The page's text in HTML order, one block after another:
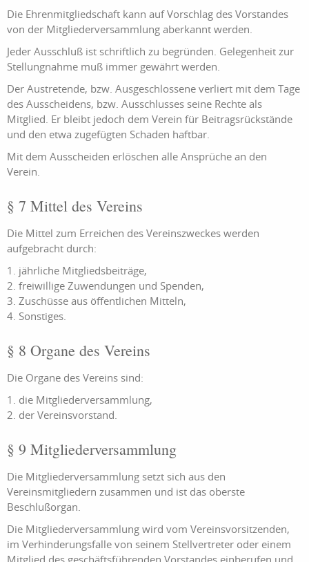
Die Ehrenmitgliedschaft kann auf Vorschlag des Vorstandes
von der Mitgliederversammlung aberkannt werden.
Jeder Ausschluß ist schriftlich zu begründen. Gelegenheit zur
Stellungnahme muß immer gewährt werden.
Der Austretende, bzw. Ausgeschlossene verliert mit dem Tage
des Ausscheidens, bzw. Ausschlusses seine Rechte als
Mitglied. Er bleibt jedoch dem Verein für Beitragsrückstände
und den etwa zugefügten Schaden haftbar.
Mit dem Ausscheiden erlöschen alle Ansprüche an den
Verein.
§ 7 Mittel des Vereins
Die Mittel zum Erreichen des Vereinszweckes werden
aufgebracht durch:
1. jährliche Mitgliedsbeiträge,
2. freiwillige Zuwendungen und Spenden,
3. Zuschüsse aus öffentlichen Mitteln,
4. Sonstiges.
§ 8 Organe des Vereins
Die Organe des Vereins sind:
1. die Mitgliederversammlung,
2. der Vereinsvorstand.
§ 9 Mitgliederversammlung
Die Mitgliederversammlung setzt sich aus den
Vereinsmitgliedern zusammen und ist das oberste
Beschlußorgan.
Die Mitgliederversammlung wird vom Vereinsvorsitzenden,
im Verhinderungsfalle von seinem Stellvertreter oder einem